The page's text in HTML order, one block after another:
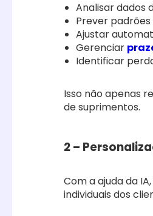
Analisar dados
Prever
Ajustar
Gerenciar
Identificar
Isso não apenas
de suprimentos.
2 –
Com a ajuda da
individuais dos